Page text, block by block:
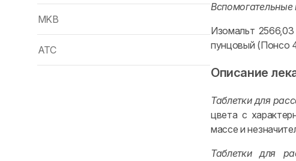
MKB
ATC
Вспомогательные
Изомальт
пунцовый (Понсо
Описание
Таблетки для
цвета с
массе и
Таблетки для